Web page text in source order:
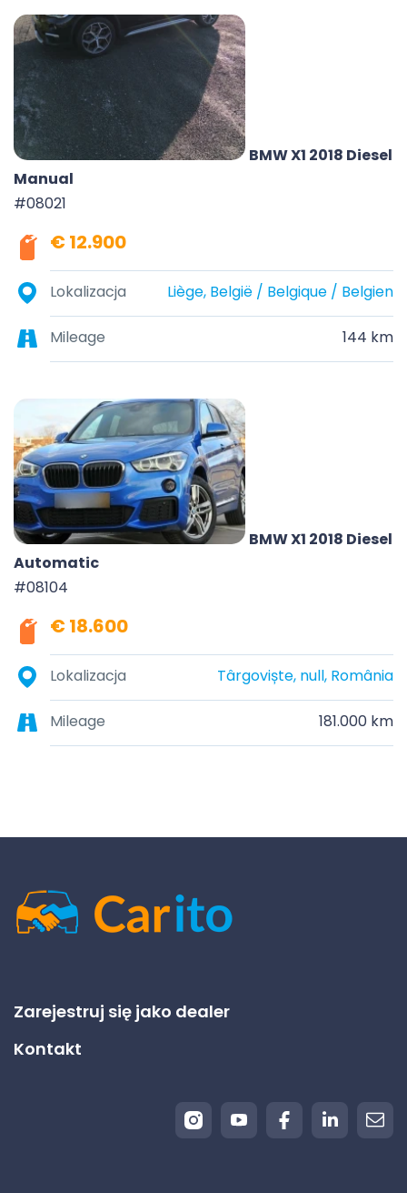
BMW X1 2018 Diesel
Manual
#08021
€ 12.900
Lokalizacja Liège, België / Belgique / Belgien
Mileage 144 km
BMW X1 2018 Diesel
Automatic
#08104
€ 18.600
Lokalizacja Târgoviște, null, România
Mileage 181.000 km
Zarejestruj się jako dealer
Kontakt